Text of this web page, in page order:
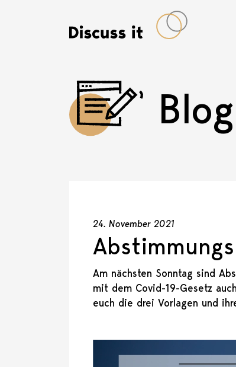
Blog
24. November 2021
Am nächsten Sonntag sind
mit dem Covid-19-Gesetz
euch die drei Vorlagen und